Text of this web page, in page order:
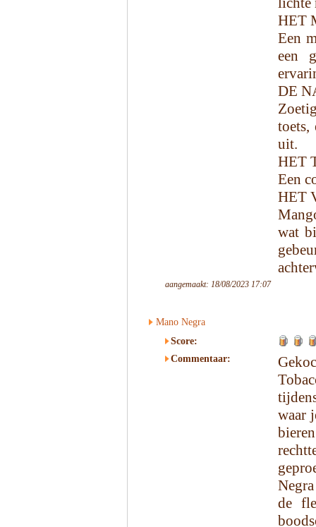
HET
Een
een
DE
toets,
uit.
HET
Een
HET
wat
aangemaakt: 18/08/2023 17:07
Mano Negra
Score:
Commentaar:
waar
de